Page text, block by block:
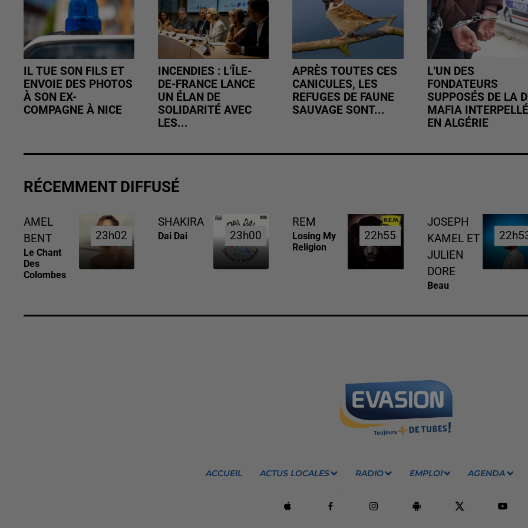
IL TUE SON FILS ET
ENVOIE DES PHOTOS
À SON EX-
COMPAGNE À NICE
INCENDIES : L’ÎLE-
DE-FRANCE LANCE
UN ÉLAN DE
SOLIDARITÉ AVEC
LES...
APRÈS TOUTES CES
CANICULES, LES
REFUGES DE FAUNE
SAUVAGE SONT...
L’UN DES
FONDATEURS
SUPPOSÉS DE LA
MAFIA INTERPELLÉ
EN ALGÉRIE
RÉCEMMENT DIFFUSÉ
AMEL
BENT
Le Chant
Des
Colombes
23h02
23h02
SHAKIRA
Dai Dai 23h00
23h00
REM
Losing My
Religion
22h55
22h55
JOSEPH
KAMEL ET
JULIEN
DORE
Beau
ACCUEIL ACTUS LOCALES RADIO EMPLOI AGENDA